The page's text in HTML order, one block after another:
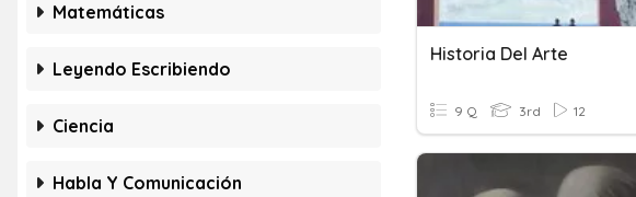
Matemáticas
Leyendo Escribiendo
Ciencia
Habla Y Comunicación
Historia Del Arte
9 Q 3rd 12